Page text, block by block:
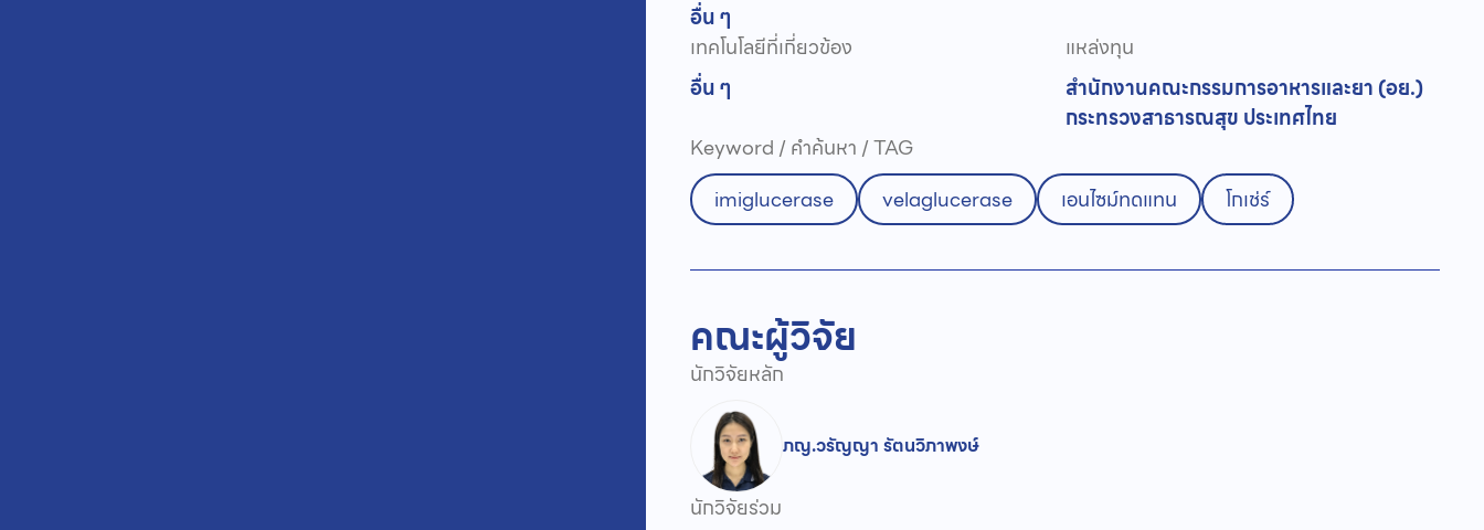
อื่น ๆ
เทคโนโลยีที่เกี่ยวข้อง
อื่น ๆ
แหล่งทุน
สำนักงานคณะกรรมการอาหารและยา (อย.)
กระทรวงสาธารณสุข ประเทศไทย
Keyword / คำค้นหา / TAG
imiglucerase
velaglucerase เอนไซม์ทดแทน โกเช่ร์
คณะผู้วิจัย
นักวิจัยหลัก
ภญ.วรัญญา รัตนวิภาพงษ์
นักวิจัยร่วม